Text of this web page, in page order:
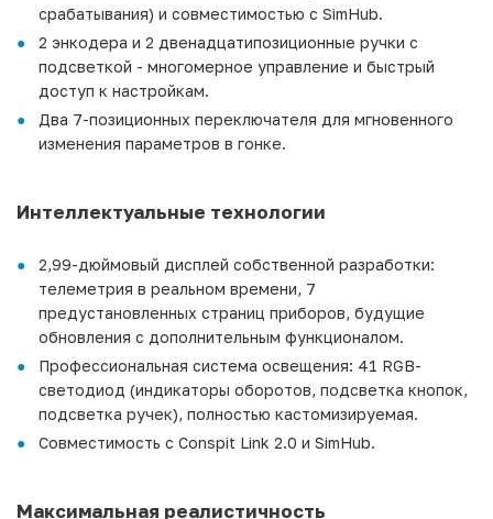
срабатывания) и совместимостью с SimHub.
2 энкодера и 2 двенадцатипозиционные ручки с
подсветкой - многомерное управление и быстрый
доступ к настройкам.
Два 7-позиционных переключателя для мгновенного
изменения параметров в гонке.
Интеллектуальные технологии
2,99-дюймовый дисплей собственной разработки:
телеметрия в реальном времени, 7
предустановленных страниц приборов, будущие
обновления с дополнительным функционалом.
Профессиональная система освещения: 41 RGB-
светодиод (индикаторы оборотов, подсветка кнопок,
подсветка ручек), полностью кастомизируемая.
Совместимость с Conspit Link 2.0 и SimHub.
Максимальная реалистичность